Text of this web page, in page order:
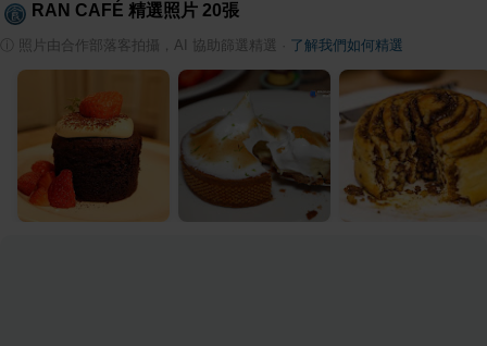
RAN CAFÉ 精選照片 20張
照片由合作部落客拍攝，AI 協助篩選精選 了解我們如何精選